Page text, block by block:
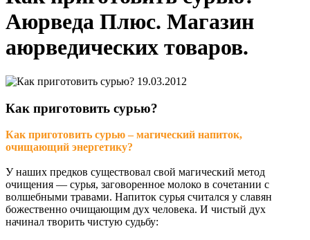
Аюрведа Плюс. Магазин
аюрведических товаров.
19.03.2012
Как приготовить сурью?
Как приготовить сурью – магический напиток,
очищающий энергетику?
У наших предков существовал свой магический метод
очищения — сурья, заговоренное молоко в сочетании с
волшебными травами. Напиток сурья считался у славян
божественно очищающим дух человека. И чистый дух
начинал творить чистую судьбу: